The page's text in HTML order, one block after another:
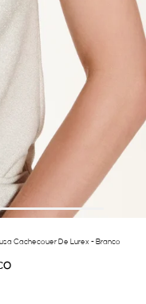
Cachecouer De Lurex - Branco